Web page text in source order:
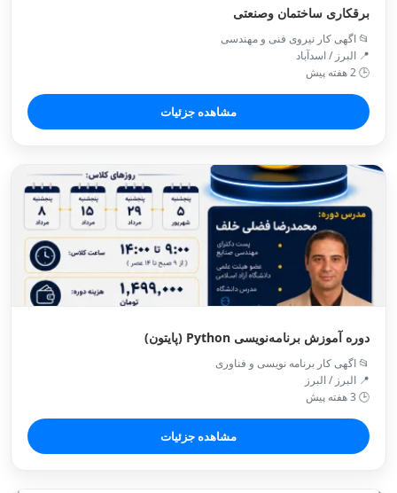
برقکاری ساختمان وصنعتی
📂 اگهی کار نیروی فنی و مهندسی
📍 البرز / اسدآباد
🕒 2 هفته پیش
مشاهده جزئیات
دوره آموزش برنامه‌نویسی Python (پایتون)
📂 اگهی کار برنامه نویسی و فناوری
📍 البرز / البرز
🕒 3 هفته پیش
مشاهده جزئیات